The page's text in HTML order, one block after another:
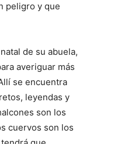
peligro y que
de su abuela,
averiguar más
se encuentra
leyendas y
son los
cuervos son los